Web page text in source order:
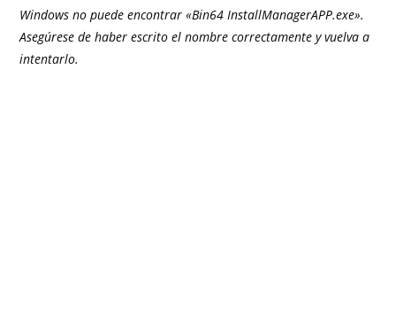
Windows no puede encontrar «Bin64 InstallManagerAPP.exe».
Asegúrese de haber escrito el nombre correctamente y vuelva a
intentarlo.